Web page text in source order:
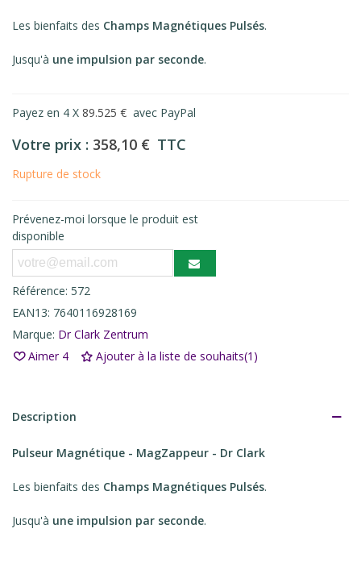
Les bienfaits des Champs Magnétiques Pulsés.
Jusqu'à une impulsion par seconde.
Payez en 4 X 89.525 € avec PayPal
Votre prix : 358,10 € TTC
Rupture de stock
Prévenez-moi lorsque le produit est
disponible
Référence: 572
EAN13: 7640116928169
Marque: Dr Clark Zentrum
Aimer 4 Ajouter à la liste de souhaits(1 )
Description
Pulseur Magnétique - MagZappeur - Dr Clark
Les bienfaits des Champs Magnétiques Pulsés.
Jusqu'à une impulsion par seconde.